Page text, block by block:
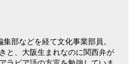
部などを経て文化事業部員。
と、大阪生まれなのに関西弁が